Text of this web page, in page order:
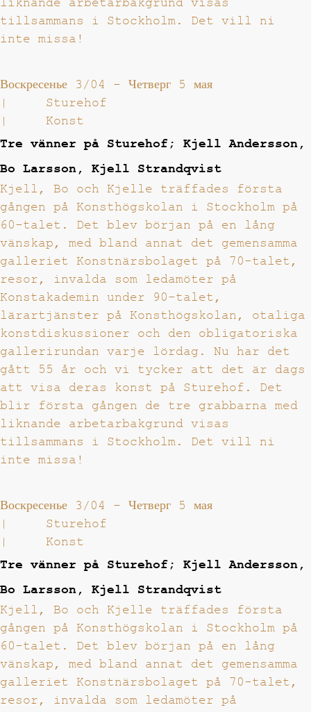
liknande arbetarbakgrund visas
tillsammans i Stockholm. Det vill ni
inte missa!
Воскресенье 3/04 - Четверг 5 мая
|
Sturehof
|
Konst
Tre vänner på Sturehof; Kjell Andersson,
Bo Larsson, Kjell Strandqvist
Kjell, Bo och Kjelle träffades första
gången på Konsthögskolan i Stockholm på
60-talet. Det blev början på en lång
vänskap, med bland annat det gemensamma
galleriet Konstnärsbolaget på 70-talet,
resor, invalda som ledamöter på
Konstakademin under 90-talet,
lärartjänster på Konsthögskolan, otaliga
konstdiskussioner och den obligatoriska
gallerirundan varje lördag. Nu har det
gått 55 år och vi tycker att det är dags
att visa deras konst på Sturehof. Det
blir första gången de tre grabbarna med
liknande arbetarbakgrund visas
tillsammans i Stockholm. Det vill ni
inte missa!
Воскресенье 3/04 - Четверг 5 мая
|
Sturehof
|
Konst
Tre vänner på Sturehof; Kjell Andersson,
Bo Larsson, Kjell Strandqvist
Kjell, Bo och Kjelle träffades första
gången på Konsthögskolan i Stockholm på
60-talet. Det blev början på en lång
vänskap, med bland annat det gemensamma
galleriet Konstnärsbolaget på 70-talet,
resor, invalda som ledamöter på